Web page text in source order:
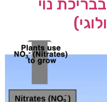
נוי